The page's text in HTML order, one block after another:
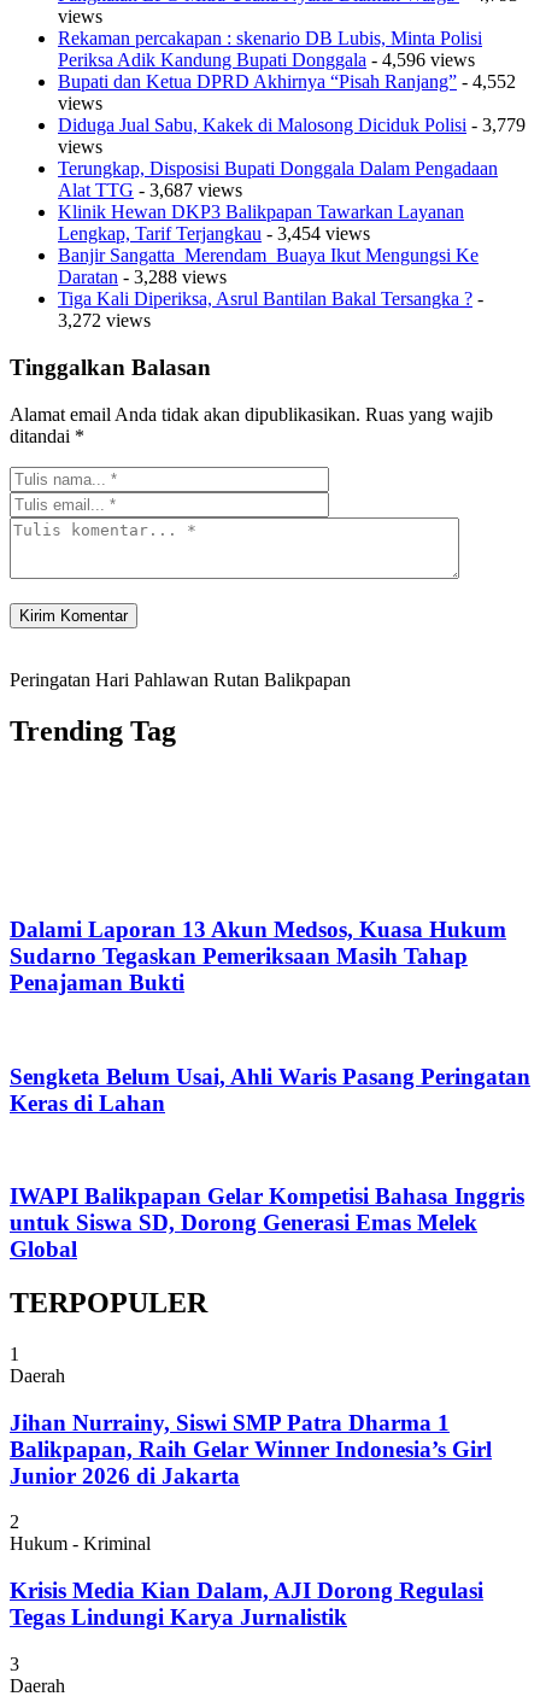
views
Rekaman percakapan : skenario DB Lubis, Minta Polisi
Periksa Adik Kandung Bupati Donggala - 4,596 views
Bupati dan Ketua DPRD Akhirnya “Pisah Ranjang” - 4,552
views
Diduga Jual Sabu, Kakek di Malosong Diciduk Polisi - 3,779
views
Terungkap, Disposisi Bupati Donggala Dalam Pengadaan
Alat TTG - 3,687 views
Klinik Hewan DKP3 Balikpapan Tawarkan Layanan
Lengkap, Tarif Terjangkau - 3,454 views
Banjir Sangatta Merendam Buaya Ikut Mengungsi Ke
Daratan - 3,288 views
Tiga Kali Diperiksa, Asrul Bantilan Bakal Tersangka ? -
3,272 views
Tinggalkan Balasan
Alamat email Anda tidak akan dipublikasikan. Ruas yang wajib
ditandai *
Peringatan Hari Pahlawan Rutan Balikpapan
Trending Tag
Dalami Laporan 13 Akun Medsos, Kuasa Hukum
Sudarno Tegaskan Pemeriksaan Masih Tahap
Penajaman Bukti
Sengketa Belum Usai, Ahli Waris Pasang Peringatan
Keras di Lahan
IWAPI Balikpapan Gelar Kompetisi Bahasa Inggris
untuk Siswa SD, Dorong Generasi Emas Melek
Global
TERPOPULER
1
Daerah
Jihan Nurrainy, Siswi SMP Patra Dharma 1
Balikpapan, Raih Gelar Winner Indonesia’s Girl
Junior 2026 di Jakarta
2
Hukum - Kriminal
Krisis Media Kian Dalam, AJI Dorong Regulasi
Tegas Lindungi Karya Jurnalistik
3
Daerah